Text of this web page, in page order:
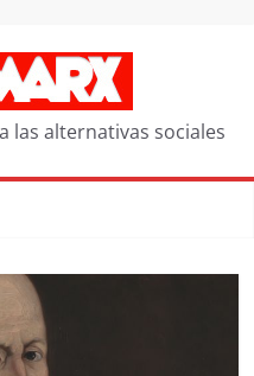
las alternativas sociales